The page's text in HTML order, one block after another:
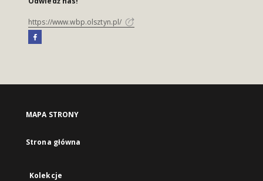
https://www.wbp.olsztyn.pl/
MAPA STRONY
Strona główna
Kolekcje